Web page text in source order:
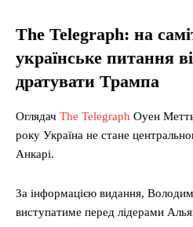
The Telegraph: на
українське питання
дратувати Трампа
Оглядач The Telegraph Оуен
року Україна не стане
Анкарі.
За інформацією видання,
виступатиме перед лідерами